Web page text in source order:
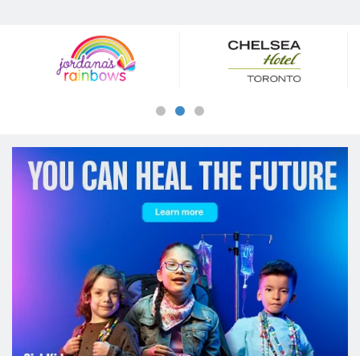
Sponsors